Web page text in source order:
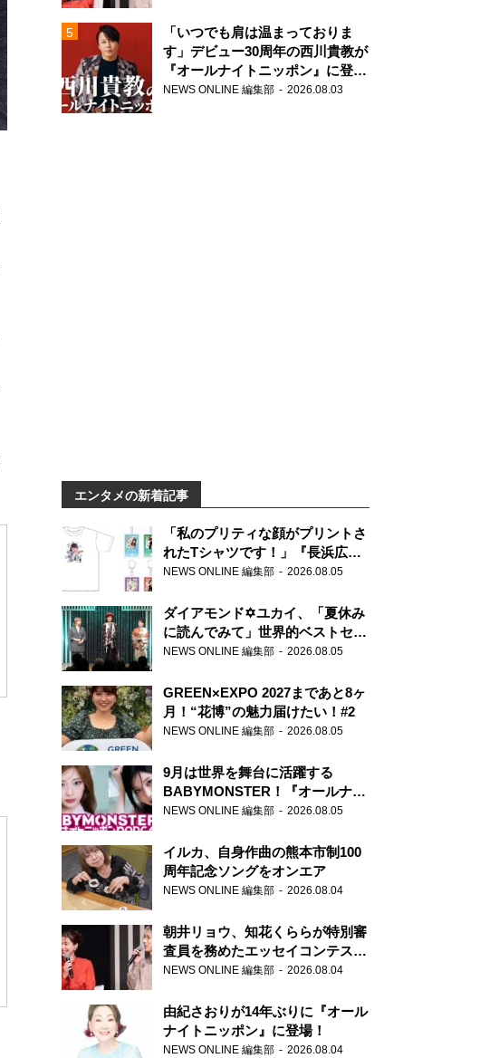
「いつでも肩は温まっておりま
す」デビュー30周年の西川貴教が
『オールナイトニッポン』に登
場！
NEWS ONLINE 編集部 2026.08.03
エンタメの新着記事
「私のプリティな顔がプリントさ
れたTシャツです！」『長浜広奈
天下無双』初の番組グッズ発売
NEWS ONLINE 編集部 2026.08.05
ダイアモンド✡ユカイ、「夏休み
に読んでみて」世界的ベストセラ
ー『アナスタシア』を紹介
NEWS ONLINE 編集部 2026.08.05
GREEN×EXPO 2027まであと8ヶ
月！“花博”の魅力届けたい！#2
NEWS ONLINE 編集部 2026.08.05
9月は世界を舞台に活躍する
BABYMONSTER！『オールナイ
トニッポンPODCAST』月替わり
NEWS ONLINE 編集部 2026.08.05
イルカ、自身作曲の熊本市制100
周年記念ソングをオンエア
NEWS ONLINE 編集部 2026.08.04
朝井リョウ、知花くららが特別審
査員を務めたエッセイコンテスト
の特別番組「#いまあなたに伝え
NEWS ONLINE 編集部 2026.08.04
由紀さおりが14年ぶりに『オール
ナイトニッポン』に登場！
NEWS ONLINE 編集部 2026.08.04